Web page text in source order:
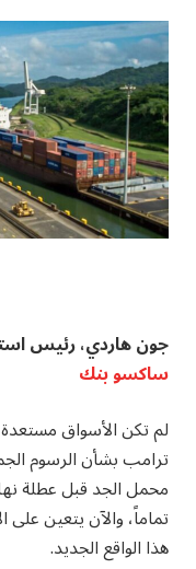
جون هاردي، رئيس
ساكسو بنك
لم تكن الأسواق
ترامب بشأن الرسوم
محمل الجد قبل عطلة
تماماً، والآن يتعين
هذا الواقع الجديد.